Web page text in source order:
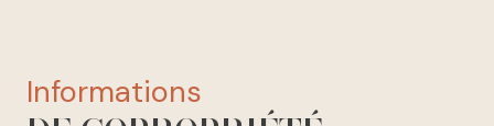
informations